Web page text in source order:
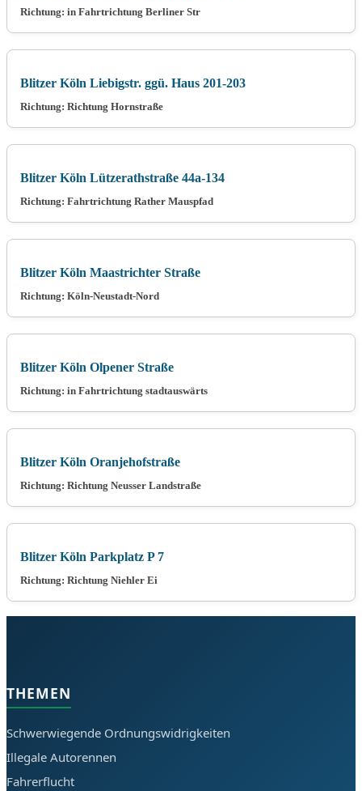
Richtung: in Fahrtrichtung Berliner Str
Blitzer Köln Liebigstr. ggü. Haus 201-203
Richtung: Richtung Hornstraße
Blitzer Köln Lützerathstraße 44a-134
Richtung: Fahrtrichtung Rather Mauspfad
Blitzer Köln Maastrichter Straße
Richtung: Köln-Neustadt-Nord
Blitzer Köln Olpener Straße
Richtung: in Fahrtrichtung stadtauswärts
Blitzer Köln Oranjehofstraße
Richtung: Richtung Neusser Landstraße
Blitzer Köln Parkplatz P 7
Richtung: Richtung Niehler Ei
THEMEN
Schwerwiegende Ordnungswidrigkeiten
Illegale Autorennen
Fahrerflucht